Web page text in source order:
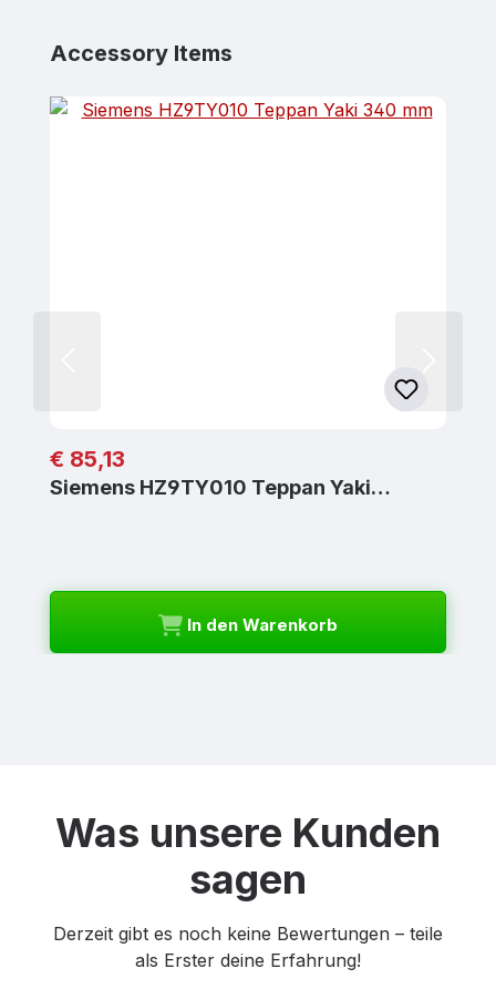
Produktgalerie überspringen
Accessory Items
Regulärer Preis:
€ 85,13
Siemens HZ9TY010 Teppan Yaki…
In den Warenkorb
Was unsere Kunden
sagen
Derzeit gibt es noch keine Bewertungen – teile
als Erster deine Erfahrung!